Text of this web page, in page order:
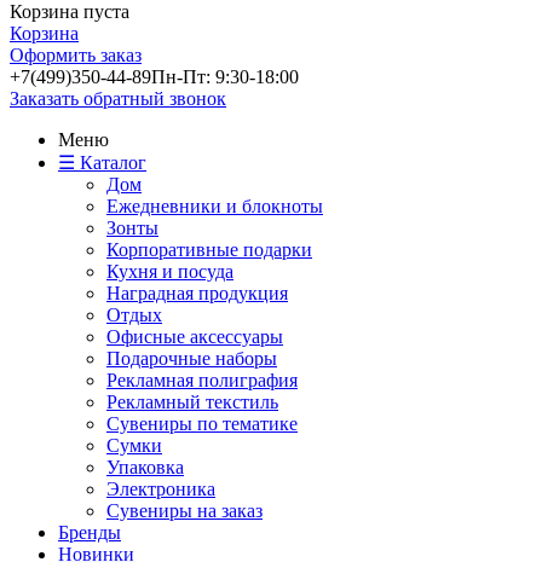
Корзина пуста
Корзина
Оформить заказ
+7(499)350-44-89Пн-Пт: 9:30-18:00
Заказать обратный звонок
Меню
☰ Каталог
Дом
Ежедневники и блокноты
Зонты
Корпоративные подарки
Кухня и посуда
Наградная продукция
Отдых
Офисные аксессуары
Подарочные наборы
Рекламная полиграфия
Рекламный текстиль
Сувениры по тематике
Сумки
Упаковка
Электроника
Сувениры на заказ
Бренды
Новинки